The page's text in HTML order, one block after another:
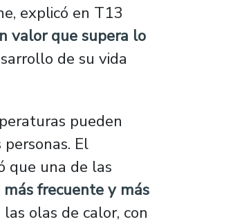
explicó en T13
valor que supera lo
de su vida
pueden
El
que una de las
frecuente y más
olas de calor, con